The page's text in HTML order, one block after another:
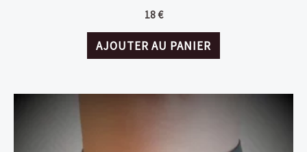
18€
AJOUTER AU PANIER